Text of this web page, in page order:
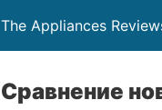
The Appliances
Сравнение